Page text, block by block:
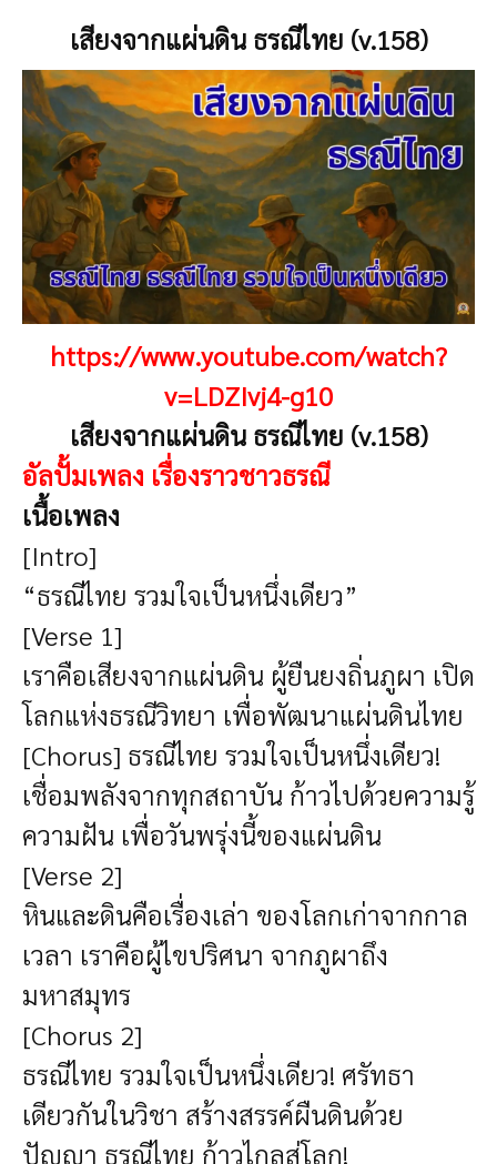
เสียงจากแผ่นดิน ธรณีไทย (v.158)
https://www.youtube.com/watch?
v=LDZIvj4-g10
เสียงจากแผ่นดิน ธรณีไทย (v.158)
อัลปั้มเพลง เรื่องราวชาวธรณี
เนื้อเพลง
[Intro]
“ธรณีไทย รวมใจเป็นหนึ่งเดียว”
[Verse 1]
เราคือเสียงจากแผ่นดิน ผู้ยืนยงถิ่นภูผา เปิด
โลกแห่งธรณีวิทยา เพื่อพัฒนาแผ่นดินไทย
[Chorus] ธรณีไทย รวมใจเป็นหนึ่งเดียว!
เชื่อมพลังจากทุกสถาบัน ก้าวไปด้วยความรู้
ความฝัน เพื่อวันพรุ่งนี้ของแผ่นดิน
[Verse 2]
หินและดินคือเรื่องเล่า ของโลกเก่าจากกาล
เวลา เราคือผู้ไขปริศนา จากภูผาถึง
มหาสมุทร
[Chorus 2]
ธรณีไทย รวมใจเป็นหนึ่งเดียว! ศรัทธา
เดียวกันในวิชา สร้างสรรค์ผืนดินด้วย
ปัญญา ธรณีไทย ก้าวไกลสู่โลก!